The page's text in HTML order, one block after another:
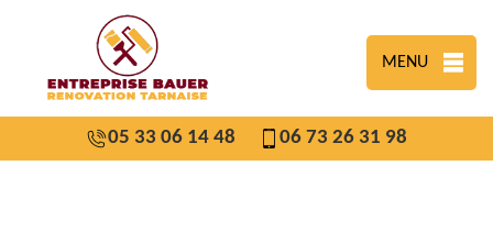
MENU
05 33 06 14 48 06 73 26 31 98